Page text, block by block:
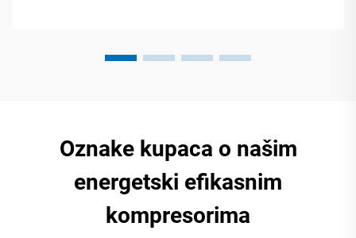
Oznake kupaca o našim
energetski efikasnim
kompresorima